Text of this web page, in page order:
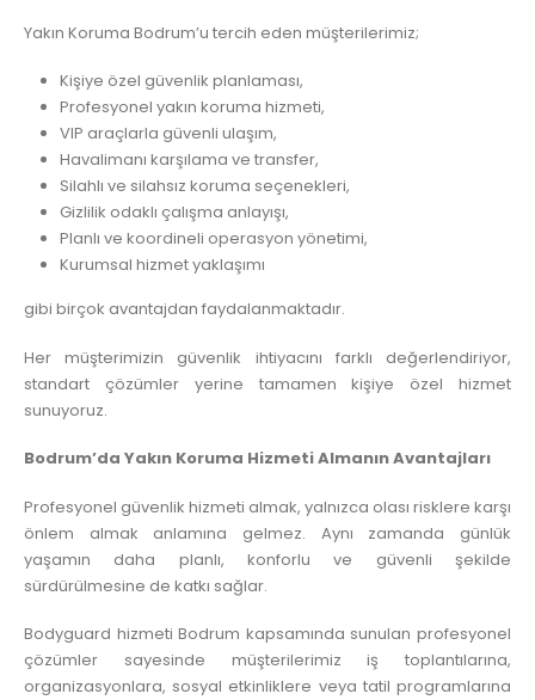
Yakın Koruma Bodrum’u tercih eden müşterilerimiz;
Kişiye özel güvenlik planlaması,
Profesyonel yakın koruma hizmeti,
VIP araçlarla güvenli ulaşım,
Havalimanı karşılama ve transfer,
Silahlı ve silahsız koruma seçenekleri,
Gizlilik odaklı çalışma anlayışı,
Planlı ve koordineli operasyon yönetimi,
Kurumsal hizmet yaklaşımı
gibi birçok avantajdan faydalanmaktadır.
Her müşterimizin güvenlik ihtiyacını farklı değerlendiriyor,
standart çözümler yerine tamamen kişiye özel hizmet
sunuyoruz.
Bodrum’da Yakın Koruma Hizmeti Almanın Avantajları
Profesyonel güvenlik hizmeti almak, yalnızca olası risklere karşı
önlem almak anlamına gelmez. Aynı zamanda günlük
yaşamın daha planlı, konforlu ve güvenli şekilde
sürdürülmesine de katkı sağlar.
Bodyguard hizmeti Bodrum kapsamında sunulan profesyonel
çözümler sayesinde müşterilerimiz iş toplantılarına,
organizasyonlara, sosyal etkinliklere veya tatil programlarına